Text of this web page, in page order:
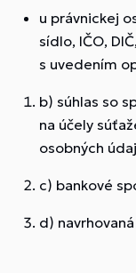
u právnickej
sídlo, IČO,
s uvedením
b) súhlas so
na účely
osobných
c) bankové
d)